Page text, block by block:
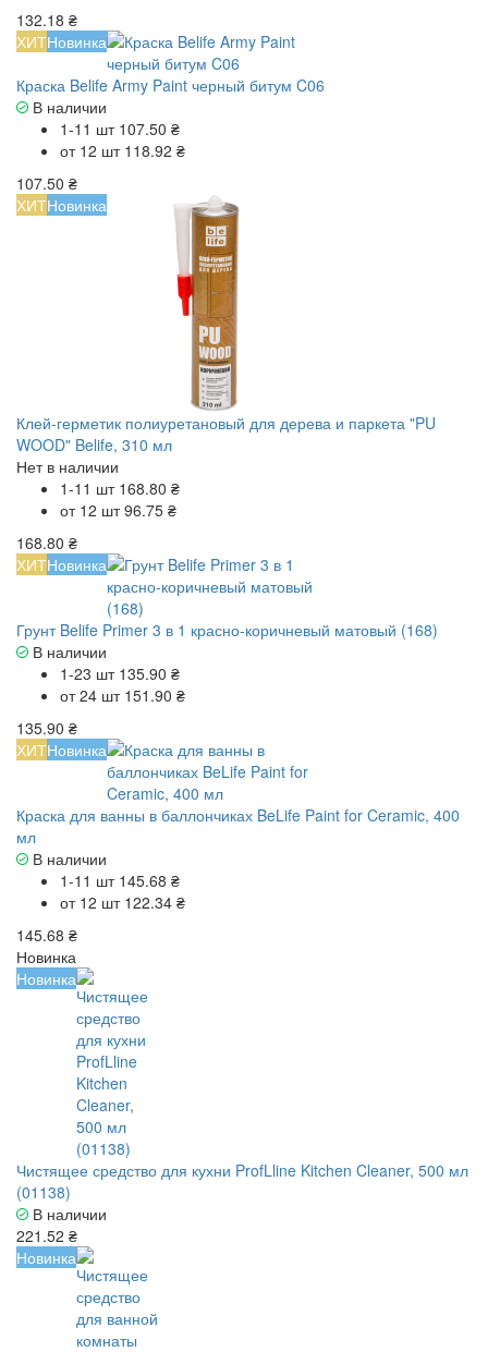
132.18 ₴
ХИТНовинка
Краска Belife Army Paint черный битум C06
В наличии
1-11 шт 107.50 ₴
от 12 шт 118.92 ₴
107.50 ₴
ХИТНовинка
Клей-герметик полиуретановый для дерева и паркета "PU
WOOD" Belife, 310 мл
Нет в наличии
1-11 шт 168.80 ₴
от 12 шт96.75 ₴
168.80 ₴
ХИТНовинка
Грунт Belife Primer 3 в 1 красно-коричневый матовый (168)
В наличии
1-23 шт 135.90 ₴
от 24 шт 151.90 ₴
135.90 ₴
ХИТНовинка
Краска для ванны в баллончиках BeLife Paint for Ceramic, 400
мл
В наличии
1-11 шт 145.68 ₴
от 12 шт 122.34 ₴
145.68 ₴
Новинка
Новинка
Чистящее средство для кухни ProfLline Kitchen Cleaner, 500 мл
(01138)
В наличии
221.52 ₴
Новинка